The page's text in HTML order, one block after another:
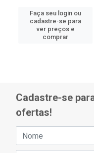
Faça seu login ou
cadastre-se para
ver preços e
comprar
Cadastre-se
ofertas!